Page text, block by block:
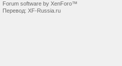
Forum software by XenForo™
Перевод: XF-Russia.ru